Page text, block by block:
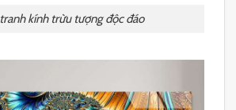
kính trừu tượng độc đáo